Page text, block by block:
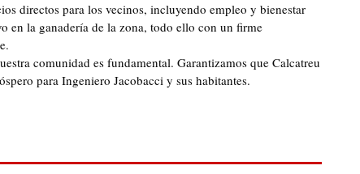
directos para los vecinos, incluyendo empleo y bienestar
en la ganadería de la zona, todo ello con un firme
comunidad es fundamental. Garantizamos que Calcatreu
para Ingeniero Jacobacci y sus habitantes.